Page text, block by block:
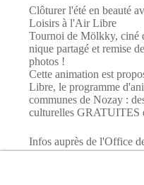
Clôturer l'été en beauté
Loisirs à l'Air Libre
Tournoi de Mölkky, ciné
nique partagé et remise
photos !
Cette animation est
Libre, le programme
communes de Nozay :
culturelles GRATUITES
Infos auprès de l'Office
11. Feb. 2018 |
Rakovnické
24. Feb. 2018
SM HalliMölkky -
24. Feb. 2018|
Tournoi de l'ASSER